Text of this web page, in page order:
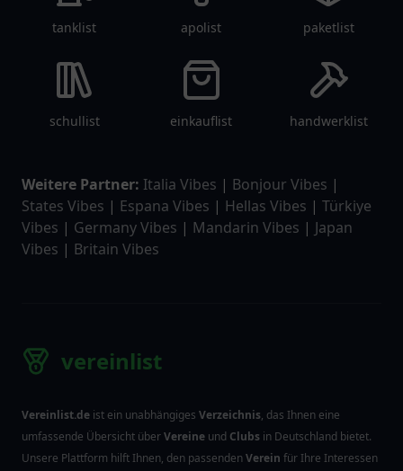
tanklist apolist paketlist
schullist einkauflist handwerklist
Weitere Partner: Italia Vibes | Bonjour Vibes |
States Vibes | Espana Vibes | Hellas Vibes | Türkiye
Vibes | Germany Vibes | Mandarin Vibes | Japan
Vibes | Britain Vibes
vereinlist
Vereinlist.de ist ein unabhängiges Verzeichnis, das Ihnen eine
umfassende Übersicht überVereine und Clubs in Deutschland bietet.
Unsere Plattform hilft Ihnen, den passendenVerein für Ihre Interessen